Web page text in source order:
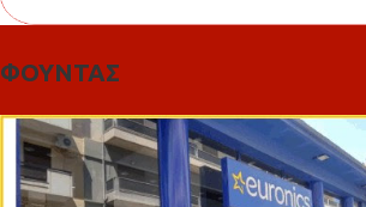
ΦΟΥΝΤΑΣ